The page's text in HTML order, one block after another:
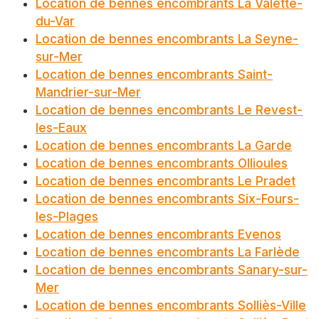
Location de bennes encombrants La Valette-
du-Var
Location de bennes encombrants La Seyne-
sur-Mer
Location de bennes encombrants Saint-
Mandrier-sur-Mer
Location de bennes encombrants Le Revest-
les-Eaux
Location de bennes encombrants La Garde
Location de bennes encombrants Ollioules
Location de bennes encombrants Le Pradet
Location de bennes encombrants Six-Fours-
les-Plages
Location de bennes encombrants Evenos
Location de bennes encombrants La Farlède
Location de bennes encombrants Sanary-sur-
Mer
Location de bennes encombrants Solliès-Ville